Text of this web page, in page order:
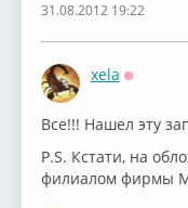
31.08.2012 19:22
xela
Все!!! Нашел эту
P.S. Кстати, на
филиалом фирмы